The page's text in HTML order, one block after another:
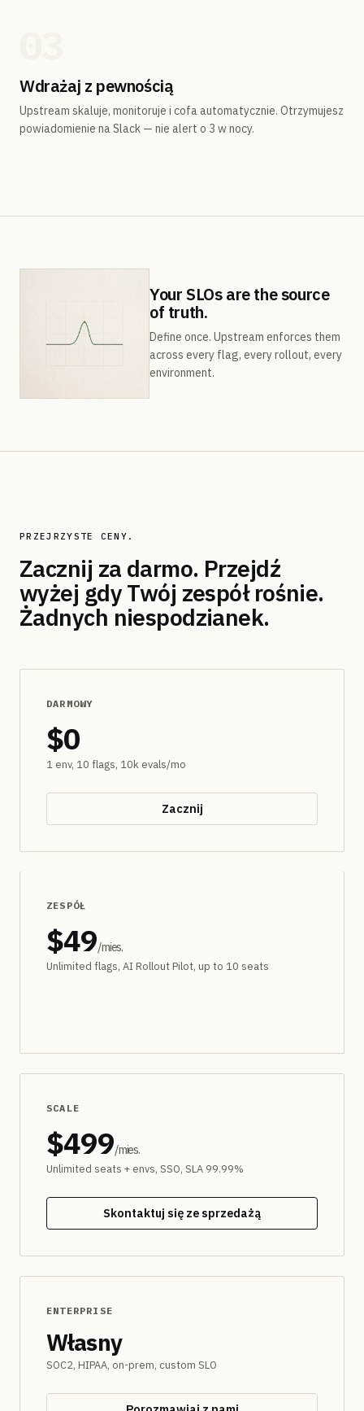
Wdrażaj z pewnością
Upstream skaluje, monitoruje i cofa automatycznie. Otrzymujesz
powiadomienie na Slack — nie alert o 3 w nocy.
Your SLOs are the source
of truth.
Define once. Upstream enforces them
across every flag, every rollout, every
environment.
PRZEJRZYSTE CENY.
Zacznij za darmo. Przejdź
wyżej gdy Twój zespół rośnie.
Żadnych niespodzianek.
DARMOWY
$0
1 env, 10 flags, 10k evals/mo
Zacznij
ZESPÓŁ
$49/mies.
Unlimited flags, AI Rollout Pilot, up to 10 seats
SCALE
$499/mies.
Unlimited seats + envs, SSO, SLA 99.99%
Skontaktuj się ze sprzedażą
ENTERPRISE
Własny
SOC2, HIPAA, on-prem, custom SLO